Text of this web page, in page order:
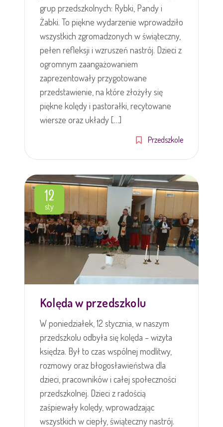
grup przedszkolnych: Rybki, Pandy i
Żabki. To piękne wydarzenie wprowadziło
wszystkich zgromadzonych w świąteczny,
pełen refleksji i wzruszeń nastrój. Dzieci z
ogromnym zaangażowaniem
zaprezentowały przygotowane
przedstawienie, na które złożyły się
piękne kolędy i pastorałki, recytowane
wiersze oraz układy […]
Przedszkole
12
sty
Kolęda w przedszkolu
W poniedziałek, 12 stycznia, w naszym
przedszkolu odbyła się kolęda – wizyta
księdza. Był to czas wspólnej modlitwy,
rozmowy oraz błogosławieństwa dla
dzieci, pracowników i całej społeczności
przedszkolnej. Dzieci z radością
zaśpiewały kolędy, wprowadzając
wszystkich w ciepły, świąteczny nastrój.